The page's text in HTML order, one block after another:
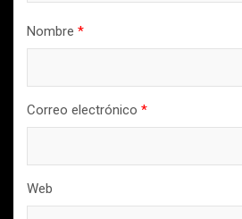
Nombre *
Correo electrónico *
Web